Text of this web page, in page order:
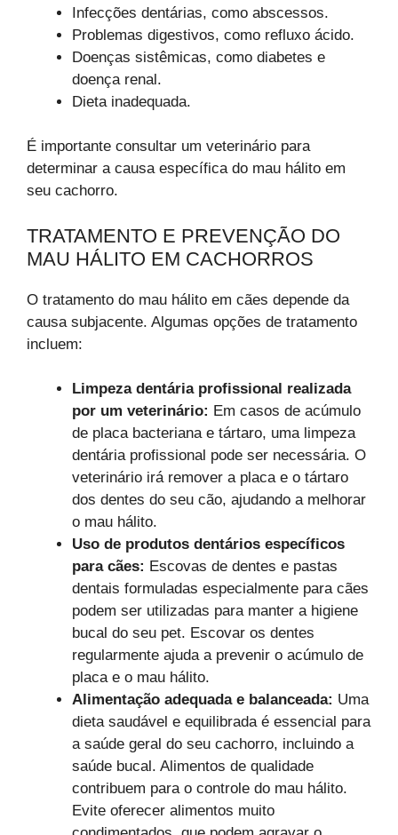
Infecções dentárias, como abscessos.
Problemas digestivos, como refluxo ácido.
Doenças sistêmicas, como diabetes e
doença renal.
Dieta inadequada.
É importante consultar um veterinário para
determinar a causa específica do mau hálito em
seu cachorro.
TRATAMENTO E PREVENÇÃO DO
MAU HÁLITO EM CACHORROS
O tratamento do mau hálito em cães depende da
causa subjacente. Algumas opções de tratamento
incluem:
Limpeza dentária profissional realizada
por um veterinário: Em casos de acúmulo
de placa bacteriana e tártaro, uma limpeza
dentária profissional pode ser necessária. O
veterinário irá remover a placa e o tártaro
dos dentes do seu cão, ajudando a melhorar
o mau hálito.
Uso de produtos dentários específicos
para cães: Escovas de dentes e pastas
dentais formuladas especialmente para cães
podem ser utilizadas para manter a higiene
bucal do seu pet. Escovar os dentes
regularmente ajuda a prevenir o acúmulo de
placa e o mau hálito.
Alimentação adequada e balanceada: Uma
dieta saudável e equilibrada é essencial para
a saúde geral do seu cachorro, incluindo a
saúde bucal. Alimentos de qualidade
contribuem para o controle do mau hálito.
Evite oferecer alimentos muito